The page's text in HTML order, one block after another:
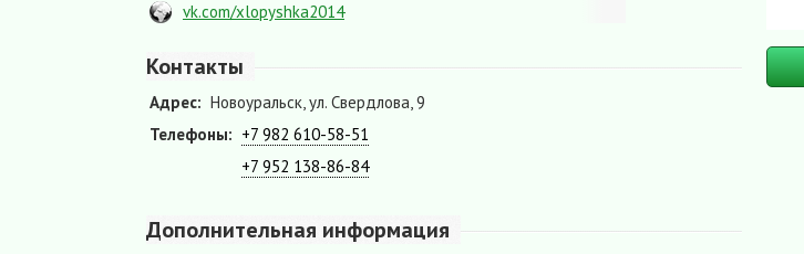
vk.com/xlopyshka2014
Контакты
Адрес: Новоуральск, ул. Свердлова, 9
Телефоны: +7 982 610-58-51
+7 952 138-86-84
Дополнительная информация